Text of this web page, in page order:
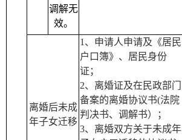
调解无
效。
离婚后未成
年子女迁移
1 、申请人申请及《居民
户口簿》、居民身份
证；
2、离婚证及在民政部门
备案的离婚协议书(法院
判决书、调解书）；
3、离婚双方关于未成年